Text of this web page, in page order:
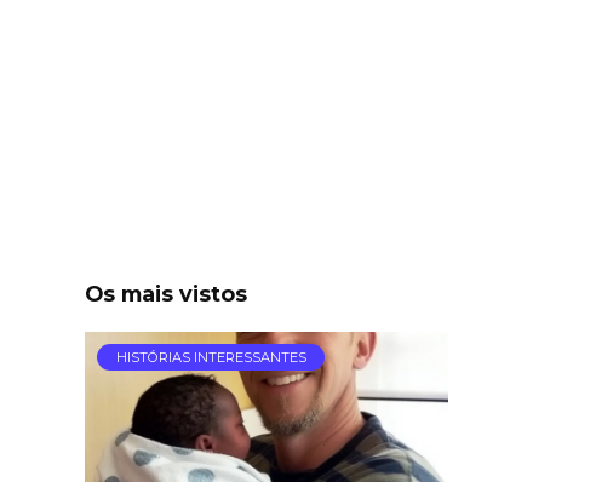
Os mais vistos
HISTÓRIAS INTERESSANTES